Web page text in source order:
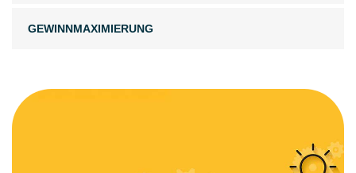
GEWINNMAXIMIERUNG